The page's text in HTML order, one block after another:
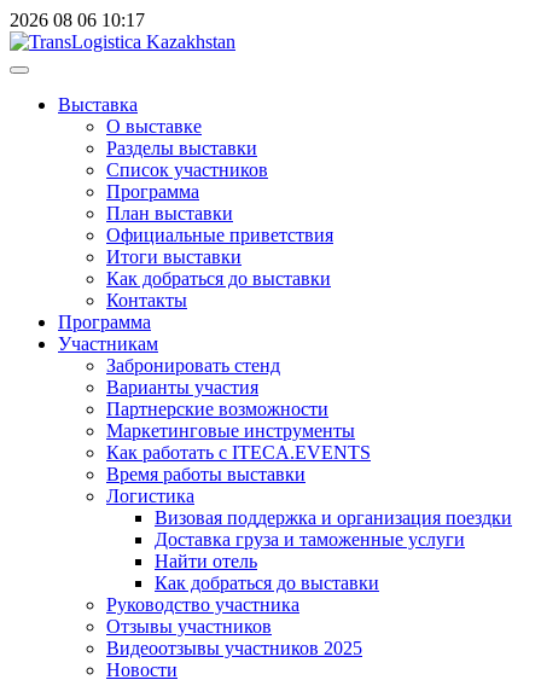
2026 08 06 10:17
Выставка
О выставке
Разделы выставки
Список участников
Программа
План выставки
Официальные приветствия
Итоги выставки
Как добраться до выставки
Контакты
Программа
Участникам
Забронировать стенд
Варианты участия
Партнерские возможности
Маркетинговые инструменты
Как работать с ITECA.EVENTS
Время работы выставки
Логистика
Визовая поддержка и организация поездки
Доставка груза и таможенные услуги
Найти отель
Как добраться до выставки
Руководство участника
Отзывы участников
Видеоотзывы участников 2025
Новости